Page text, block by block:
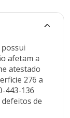
uma bomba
solar
pura em
e
ser utilizada
de
afetam a
atestado
276 a
443-136
de